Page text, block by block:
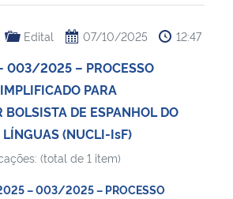
Edital 07/10/2025 12:47
2025 – PROCESSO
PARA
BOLSISTA DE ESPANHOL DO
LÍNGUAS (NUCLI-IsF)
(total de 1 item)
– 003/2025 – PROCESSO